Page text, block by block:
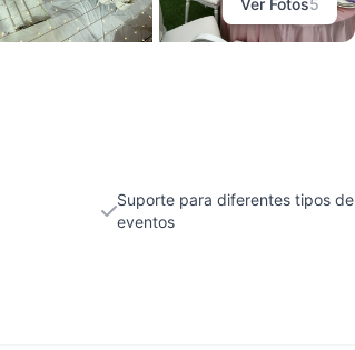
Ver Fotos5
Suporte para diferentes tipos de
eventos